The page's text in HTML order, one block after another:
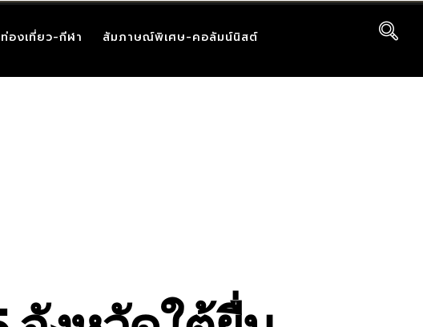
ท่องเที่ยว-กีฬา สัมภาษณ์พิเศษ-คอลัมน์นิสต์